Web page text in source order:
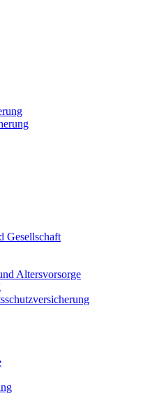
Gesellschaft
Altersvorsorge